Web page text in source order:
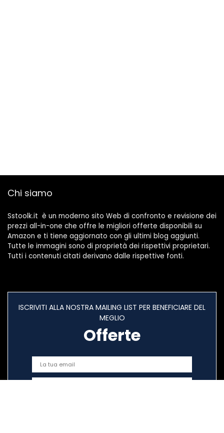
Chi siamo
Sstoolk.it è un moderno sito Web di confronto e revisione dei
prezzi all-in-one che offre le migliori offerte disponibili su
Amazon e ti tiene aggiornato con gli ultimi blog aggiunti.
Tutte le immagini sono di proprietà dei rispettivi proprietari.
Tutti i contenuti citati derivano dalle rispettive fonti.
ISCRIVITI ALLA NOSTRA MAILING LIST PER BENEFICIARE DEL
MEGLIO
Offerte